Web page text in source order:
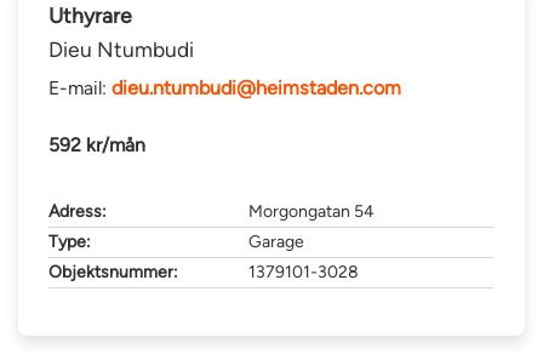
Uthyrare
Dieu Ntumbudi
E-mail:dieu.ntumbudi@heimstaden.com
592 kr/mån
Adress:
Morgongatan 54
Type:
Garage
Objektsnummer:
1379101-3028